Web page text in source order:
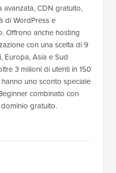
avanzata, CDN gratuito,
di WordPress e
Offrono anche hosting
con una scelta di 9
Europa, Asia e Sud
3 milioni di utenti in 150
uno sconto speciale
combinato con
gratuito.